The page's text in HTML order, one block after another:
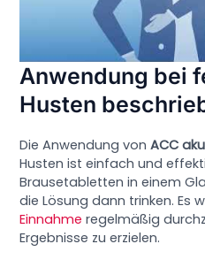
Anwendung bei
Husten
Die Anwendung vonACC
Husten ist einfach und
Brausetabletten in einem
die Lösung dann trinken. Es
Einnahme regelmäßig
Ergebnisse zu erzielen.